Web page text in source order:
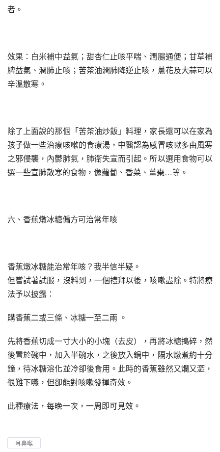
者。
效果：白米補中益氣；甜杏仁止咳平喘、潤腸通便；甘草補
脾益氣、潤肺止咳；苦茶油潤肺降逆止咳，蔥花及大蒜可以
辛溫散寒。
除了上面說的那個「苦茶油炒飯」料理，家長還可以在家為
孩子做一些治療咳嗽的食療湯，中醫認為感冒咳嗽多由風寒
之邪侵襲，內鬱肺氣，肺衛失宣而引起。所以選用食物可以
選一些宣肺散寒的食物，像蘿蔔、香菜、薑棗…等。
六、香蕉燉冰糖偏方可治常年咳
香蕉燉冰糖能治常年咳？我半信半疑。
但嘗試著試服，沒料到，一個禮拜以後，咳嗽盡除。特將療
法予以披露：
購香蕉二或三條、冰糖一至二兩 。
先將香蕉切成一寸大小的小塊（去皮），再將冰糖搗碎，然
後置於碗中，加入半碗水，之後放入鍋中，隔水燉煮約十分
鐘，待冰糖溶化並冷卻後食用。此時的香蕉雖然又爛又澀，
很難下嚥，但卻能對咳嗽發揮奇效。
此種療法，每晚一次，一周即可見效。
耳鼻喉